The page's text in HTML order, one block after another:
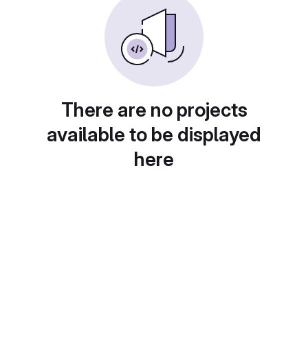
There are no projects
available to be displayed
here